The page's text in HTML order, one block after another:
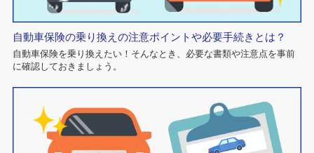
自動車保険の乗り換えの注意ポイントや必要手続きとは？
自動車保険を乗り換えたい！そんなとき、必要な書類や注意点を事前
に確認しておきましょう。